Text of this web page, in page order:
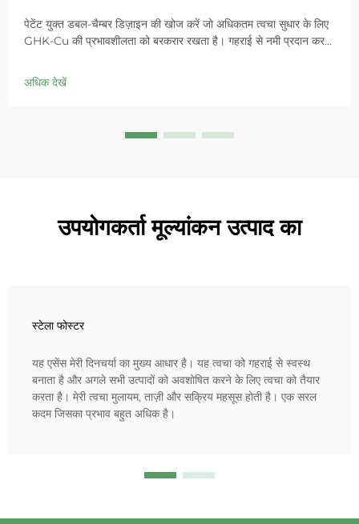
पेटेंट युक्त डबल-चैम्बर डिज़ाइन की खोज करें जो अधिकतम त्वचा सुधार के लिए
GHK-Cu की प्रभावशीलता को बरकरार रखता है। गहराई से नमी प्रदान करता
आज ही 'स्मॉल ब्लू चैम्बर' समाधान आजमाएं।
अधिक देखें
उपयोगकर्ता मूल्यांकन उत्पाद का
स्टेला फोस्टर
यह एसेंस मेरी दिनचर्या का मुख्य आधार है। यह त्वचा को गहराई से स्वस्थ
बनाता है और अगले सभी उत्पादों को अवशोषित करने के लिए त्वचा को तैयार
करता है। मेरी त्वचा मुलायम, ताज़ी और सक्रिय महसूस होती है। एक सरल
कदम जिसका प्रभाव बहुत अधिक है।